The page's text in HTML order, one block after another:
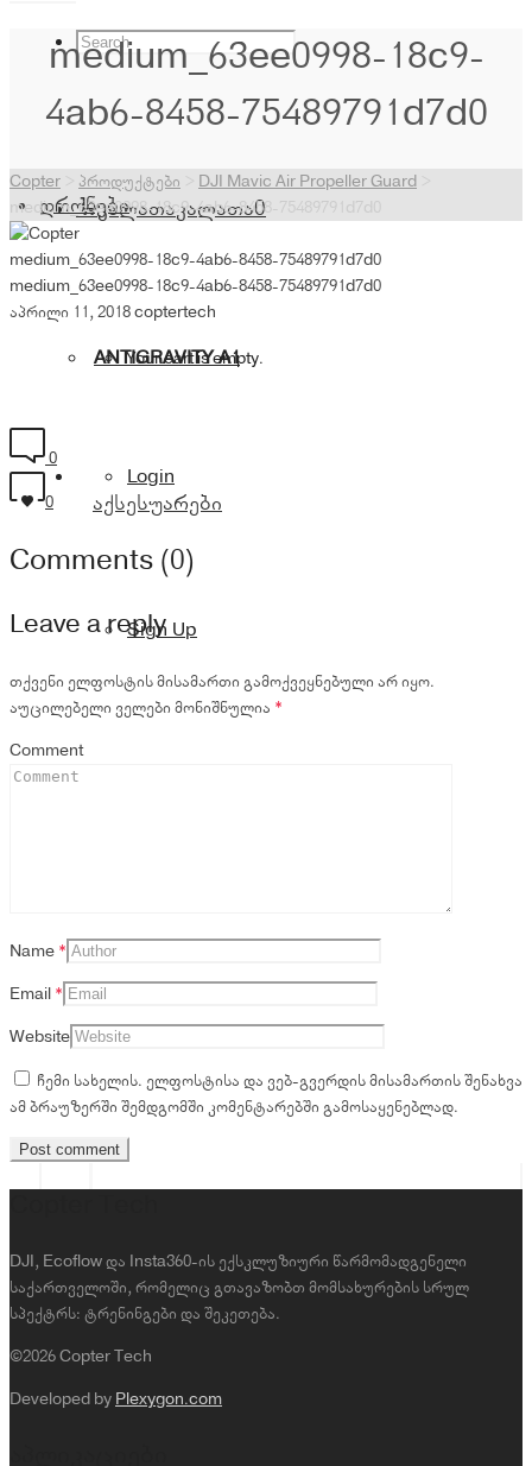
კალათაკალათა0
Your cart is empty.
Login
Sign Up
დრონები
ANTIGRAVITY A1
აქსესუარები
medium_63ee0998-18c9-
4ab6-8458-75489791d7d0
Copter პროდუქტები DJI Mavic Air Propeller Guard
medium_63ee0998-18c9-4ab6-8458-75489791d7d0
medium_63ee0998-18c9-4ab6-8458-75489791d7d0
medium_63ee0998-18c9-4ab6-8458-75489791d7d0
აპრილი 11, 2018coptertech
0
0
Comments (0)
Leave a reply
თქვენი ელფოსტის მისამართი გამოქვეყნებული არ იყო.
აუცილებელი ველები მონიშნულია *
Comment
Name *
Email *
Website
ჩემი სახელის. ელფოსტისა და ვებ-გვერდის მისამართის შენახვა
ამ ბრაუზერში შემდგომში კომენტარებში გამოსაყენებლად.
DJI, Ecoflow და Insta360-ის ექსკლუზიური წარმომადგენელი
საქართველოში, რომელიც გთავაზობთ მომსახურების სრულ
სპექტრს: ტრენინგები და შეკეთება.
©2026 Copter Tech
Developed by Plexygon.com